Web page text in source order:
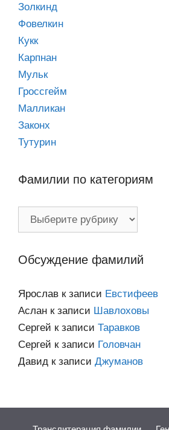
Золкинд
Фовелкин
Кукк
Карпнан
Мульк
Гроссгейм
Малликан
Законх
Тутурин
Фамилии по категориям
Обсуждение фамилий
Ярослав к записи Евстифеев
Аслан к записи Шавлоховы
Сергей к записи Таравков
Сергей к записи Головчан
Давид к записи Джуманов